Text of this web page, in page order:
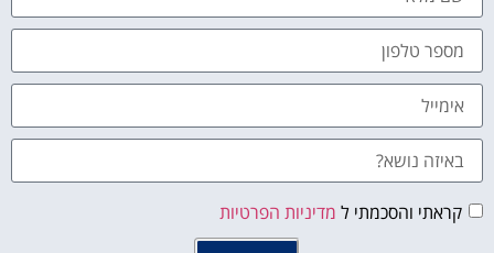
קראתי והסכמתי ל מדיניות הפרטיות